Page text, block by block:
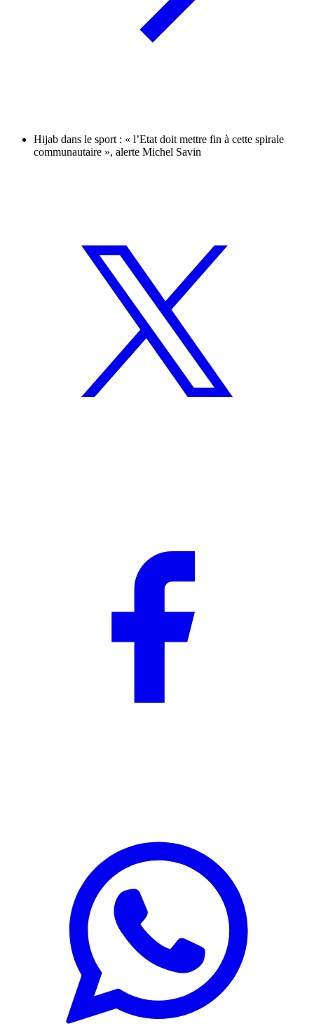
Hijab dans le sport : « l’Etat doit mettre fin à cette spirale
communautaire », alerte Michel Savin